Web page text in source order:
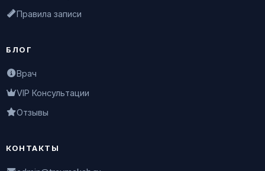
Правила записи
БЛОГ
Врач
VIP Консультации
Отзывы
КОНТАКТЫ